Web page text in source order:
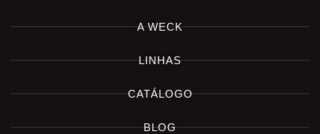
A WECK
LINHAS
CATÁLOGO
BLOG